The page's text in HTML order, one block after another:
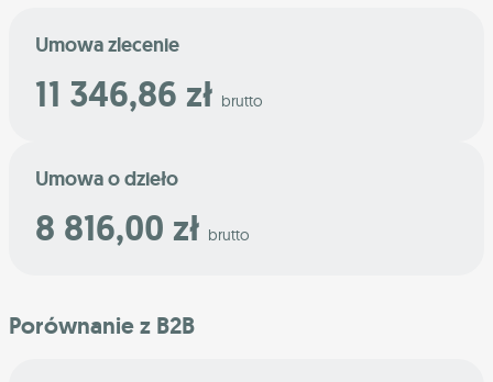
Umowa zlecenie
11 346,86 zł brutto
Umowa o dzieło
8 816,00 zł brutto
Porównanie z B2B